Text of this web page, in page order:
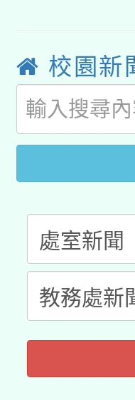
用水
動」
桃園
開 智
2026
校園新